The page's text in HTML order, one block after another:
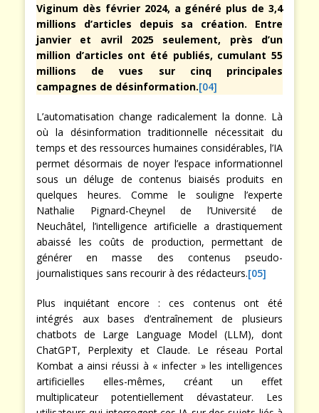
Viginum dès février 2024, a généré plus de 3,4
millions d’articles depuis sa création. Entre
janvier et avril 2025 seulement, près d’un
million d’articles ont été publiés, cumulant 55
millions de vues sur cinq principales
campagnes de désinformation.[04]
L’automatisation change radicalement la donne. Là
où la désinformation traditionnelle nécessitait du
temps et des ressources humaines considérables, l’IA
permet désormais de noyer l’espace informationnel
sous un déluge de contenus biaisés produits en
quelques heures. Comme le souligne l’experte
Nathalie Pignard-Cheynel de l’Université de
Neuchâtel, l’intelligence artificielle a drastiquement
abaissé les coûts de production, permettant de
générer en masse des contenus pseudo-
journalistiques sans recourir à des rédacteurs.[05]
Plus inquiétant encore : ces contenus ont été
intégrés aux bases d’entraînement de plusieurs
chatbots de Large Language Model (LLM), dont
ChatGPT, Perplexity et Claude. Le réseau Portal
Kombat a ainsi réussi à « infecter » les intelligences
artificielles elles-mêmes, créant un effet
multiplicateur potentiellement dévastateur. Les